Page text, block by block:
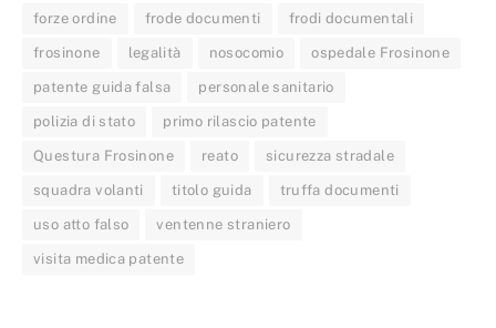
forze ordine frode documenti frodi documentali
frosinone legalità nosocomio ospedale Frosinone
patente guida falsa personale sanitario
polizia di stato primo rilascio patente
Questura Frosinone reato sicurezza stradale
squadra volanti titolo guida truffa documenti
uso atto falso ventenne straniero
visita medica patente